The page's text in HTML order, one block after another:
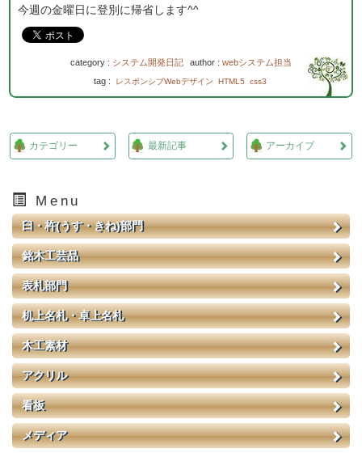
今週の金曜日に登別に帰省します^^
category : システム開発日記 author : webシステム担当
tag :
レスポンシブWebデザイン HTML5 css3
カテゴリー 最新記事 アーカイブ
Menu
臼・杵(うす・きね)部門
銘木工芸品
表札部門
机上名札・卓上名札
木工素材
アクリル
看板
メディア